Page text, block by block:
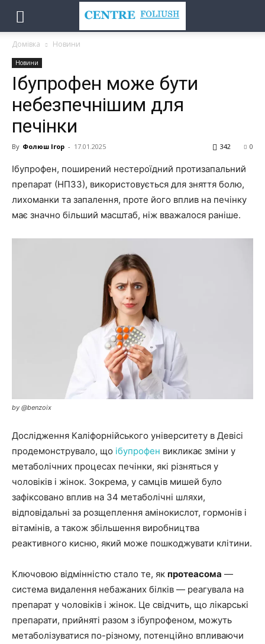
Домівка Новини
Новини
Ібупрофен може бути
небезпечнішим для
печінки
By Фолюш Ігор - 17.01.2025 0
342
Ібупрофен, поширений нестероїдний протизапальний
препарат (НПЗЗ), використовується для зняття болю,
лихоманки та запалення, проте його вплив на печінку
має значно більший масштаб, ніж вважалося раніше.
by @benzoix
Дослідження Каліфорнійського університету в Девісі
продемонструвало, що ібупрофен викликає зміни у
метаболічних процесах печінки, які різняться у
чоловіків і жінок. Зокрема, у самців мишей було
зафіксовано вплив на 34 метаболічні шляхи,
відповідальні за розщеплення амінокислот, гормонів і
вітамінів, а також збільшення виробництва
реактивного кисню, який може пошкоджувати клітини.
Ключовою відмінністю стало те, як протеасома —
система видалення небажаних білків — реагувала на
препарат у чоловіків і жінок. Це свідчить, що лікарські
препарати, прийняті разом з ібупрофеном, можуть
метаболізуватися по-різному, потенційно впливаючи